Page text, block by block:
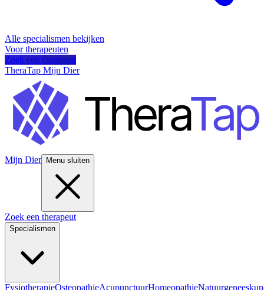
Alle specialismen bekijken
Voor therapeuten
Zoek een therapeut
TheraTap Mijn Dier
Mijn Dier Menu sluiten
Zoek een therapeut
Specialismen
FysiotherapieOsteopathieAcupunctuurHomeopathie